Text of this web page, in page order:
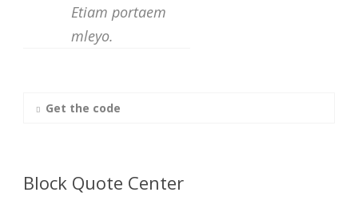
Etiam portaem
mleyo.
Get the code
Block Quote Center